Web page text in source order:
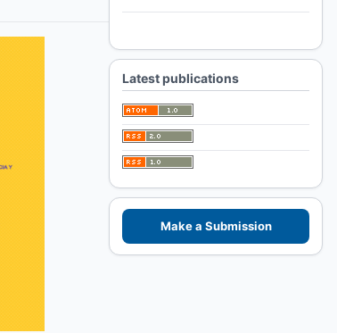
Latest publications
Make a Submission